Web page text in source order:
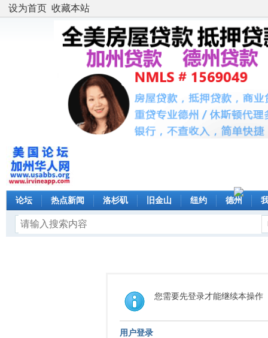
设为首页 收藏本站
论坛 热点新闻 洛杉矶 旧金山 纽约 德州
您需要先登录才能继续本操作
用户登录